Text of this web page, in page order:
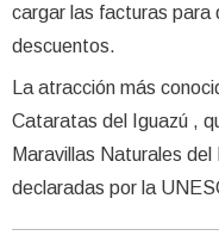
cargar las facturas para
descuentos.
La atracción más
Cataratas del Iguazú ,
Maravillas Naturales
declaradas por la